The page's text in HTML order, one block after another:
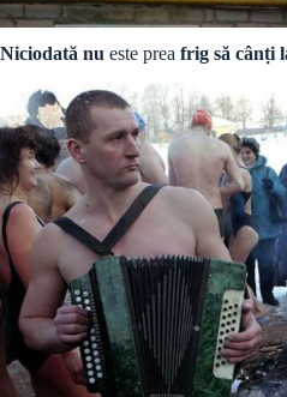
Niciodată nu este prea frig să cânți